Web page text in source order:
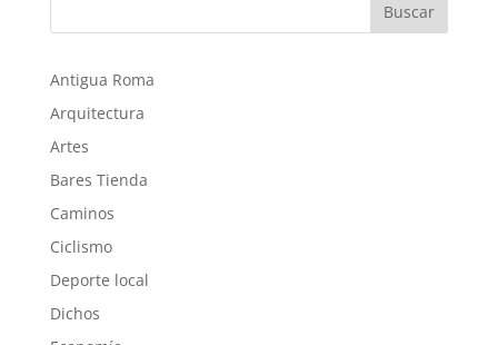
Buscar
Antigua Roma
Arquitectura
Artes
Bares Tienda
Caminos
Ciclismo
Deporte local
Dichos